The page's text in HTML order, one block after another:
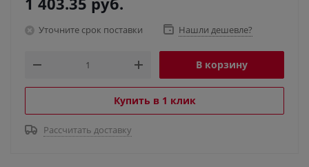
Уточните срок поставки Нашли дешевле?
В корзину
Купить в 1 клик
Рассчитать доставку